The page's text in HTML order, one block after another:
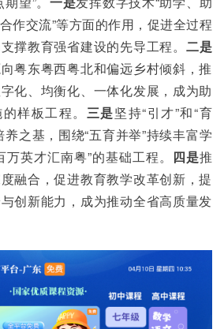
作交流”等方面的作用，促进全过程
撑教育强省建设的先导工程。 二是
粤东粤西粤北和偏远乡村倾斜，推
化、均衡化、一体化发展，成为助
样板工程。 三是坚持“引才”和“育
之基，围绕“五育并举”持续丰富学
英才汇南粤”的基础工程。
四是推
融合，促进教育教学改革创新，提
创新能力，成为推动全省高质量发